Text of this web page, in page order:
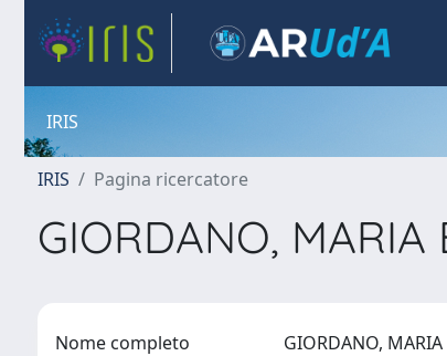
IRIS
IRIS Pagina ricercatore
GIORDANO, MARIA
Nome completo GIORDANO, MARIA